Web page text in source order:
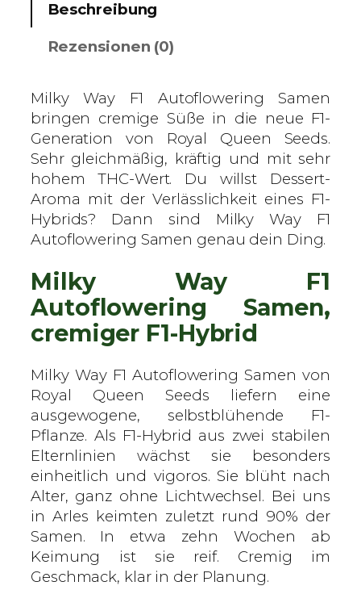
–
R
o
y
a
l
Q
u
e
n
S
e
d
s
–
A
u
t
o
f
l
o
w
Beschreibung
Rezensionen (0)
Milky Way F1 Autoflowering Samen
bringen cremige Süße in die neue F1-
Generation von Royal Queen Seeds.
Sehr gleichmäßig, kräftig und mit sehr
hohem THC-Wert. Du willst Dessert-
Aroma mit der Verlässlichkeit eines F1-
Hybrids? Dann sind Milky Way F1
Autoflowering Samen genau dein Ding.
Milky Way F1
Autoflowering Samen,
cremiger F1-Hybrid
Milky Way F1 Autoflowering Samen von
Royal Queen Seeds liefern eine
ausgewogene, selbstblühende F1-
Pflanze. Als F1-Hybrid aus zwei stabilen
Elternlinien wächst sie besonders
einheitlich und vigoros. Sie blüht nach
Alter, ganz ohne Lichtwechsel. Bei uns
in Arles keimten zuletzt rund 90% der
Samen. In etwa zehn Wochen ab
Keimung ist sie reif. Cremig im
Geschmack, klar in der Planung.